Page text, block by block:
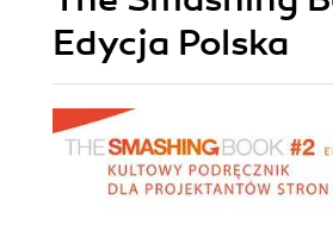
Edycja Polska